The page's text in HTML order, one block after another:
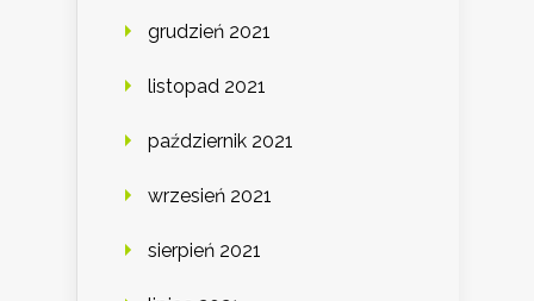
grudzień 2021
listopad 2021
październik 2021
wrzesień 2021
sierpień 2021